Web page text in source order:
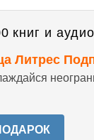
книг и
Литрес